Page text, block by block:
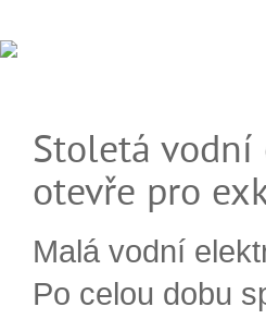
Stoletá vodní
otevře pro
Malá vodní
Po celou dobu